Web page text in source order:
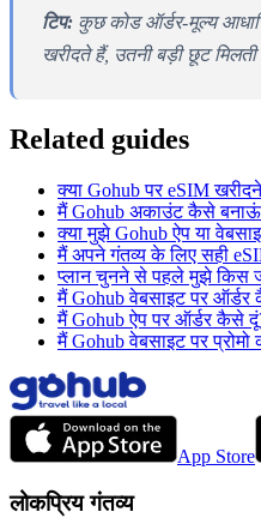
टिप: कुछ कोड ऑर्डर-मूल्य
खरीदते हैं, उतनी बड़ी छूट
Related guides
क्या Gohub पर eSIM
मैं Gohub अकाउंट कैसे
क्या मुझे Gohub ऐप या
मैं अपने गंतव्य के लिए सही
प्लान चुनने से पहले मुझे किस
मैं Gohub वेबसाइट पर ऑर्डर
मैं Gohub ऐप पर ऑर्डर कैसे
मैं Gohub वेबसाइट पर
App Store
लोकप्रिय गंतव्य